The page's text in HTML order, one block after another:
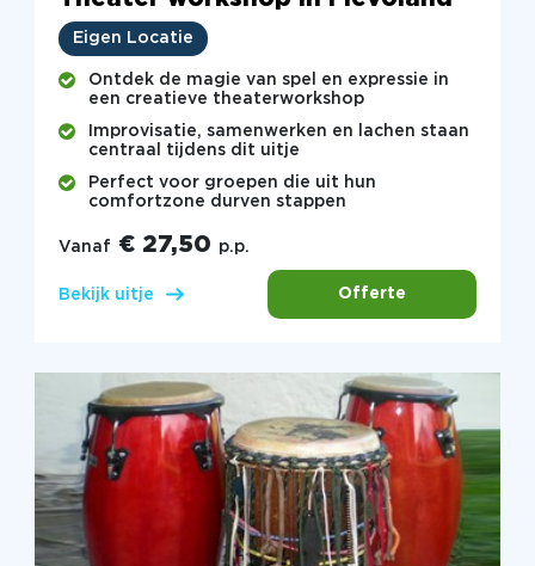
Eigen Locatie
Ontdek de magie van spel en expressie in
een creatieve theaterworkshop
Improvisatie, samenwerken en lachen staan
centraal tijdens dit uitje
Perfect voor groepen die uit hun
comfortzone durven stappen
Vanaf € 27,50 p.p.
Bekijk uitje Offerte